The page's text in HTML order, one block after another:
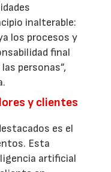
inalterable:
los procesos y
final
personas”,
y clientes
es el
Esta
artificial